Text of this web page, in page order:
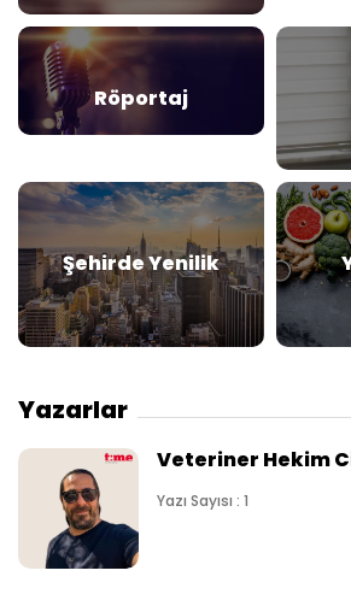
Röportaj
Şehirde Yenilik
Yazarlar
Veteriner Hekim
Yazı Sayısı : 1